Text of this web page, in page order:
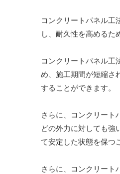
コンクリートパネル工
し、耐久性を高めるた
コンクリートパネル工
め、施工期間が短縮さ
することができます。
さらに、コンクリート
どの外力に対しても強
て安定した状態を保つ
さらに、コンクリート